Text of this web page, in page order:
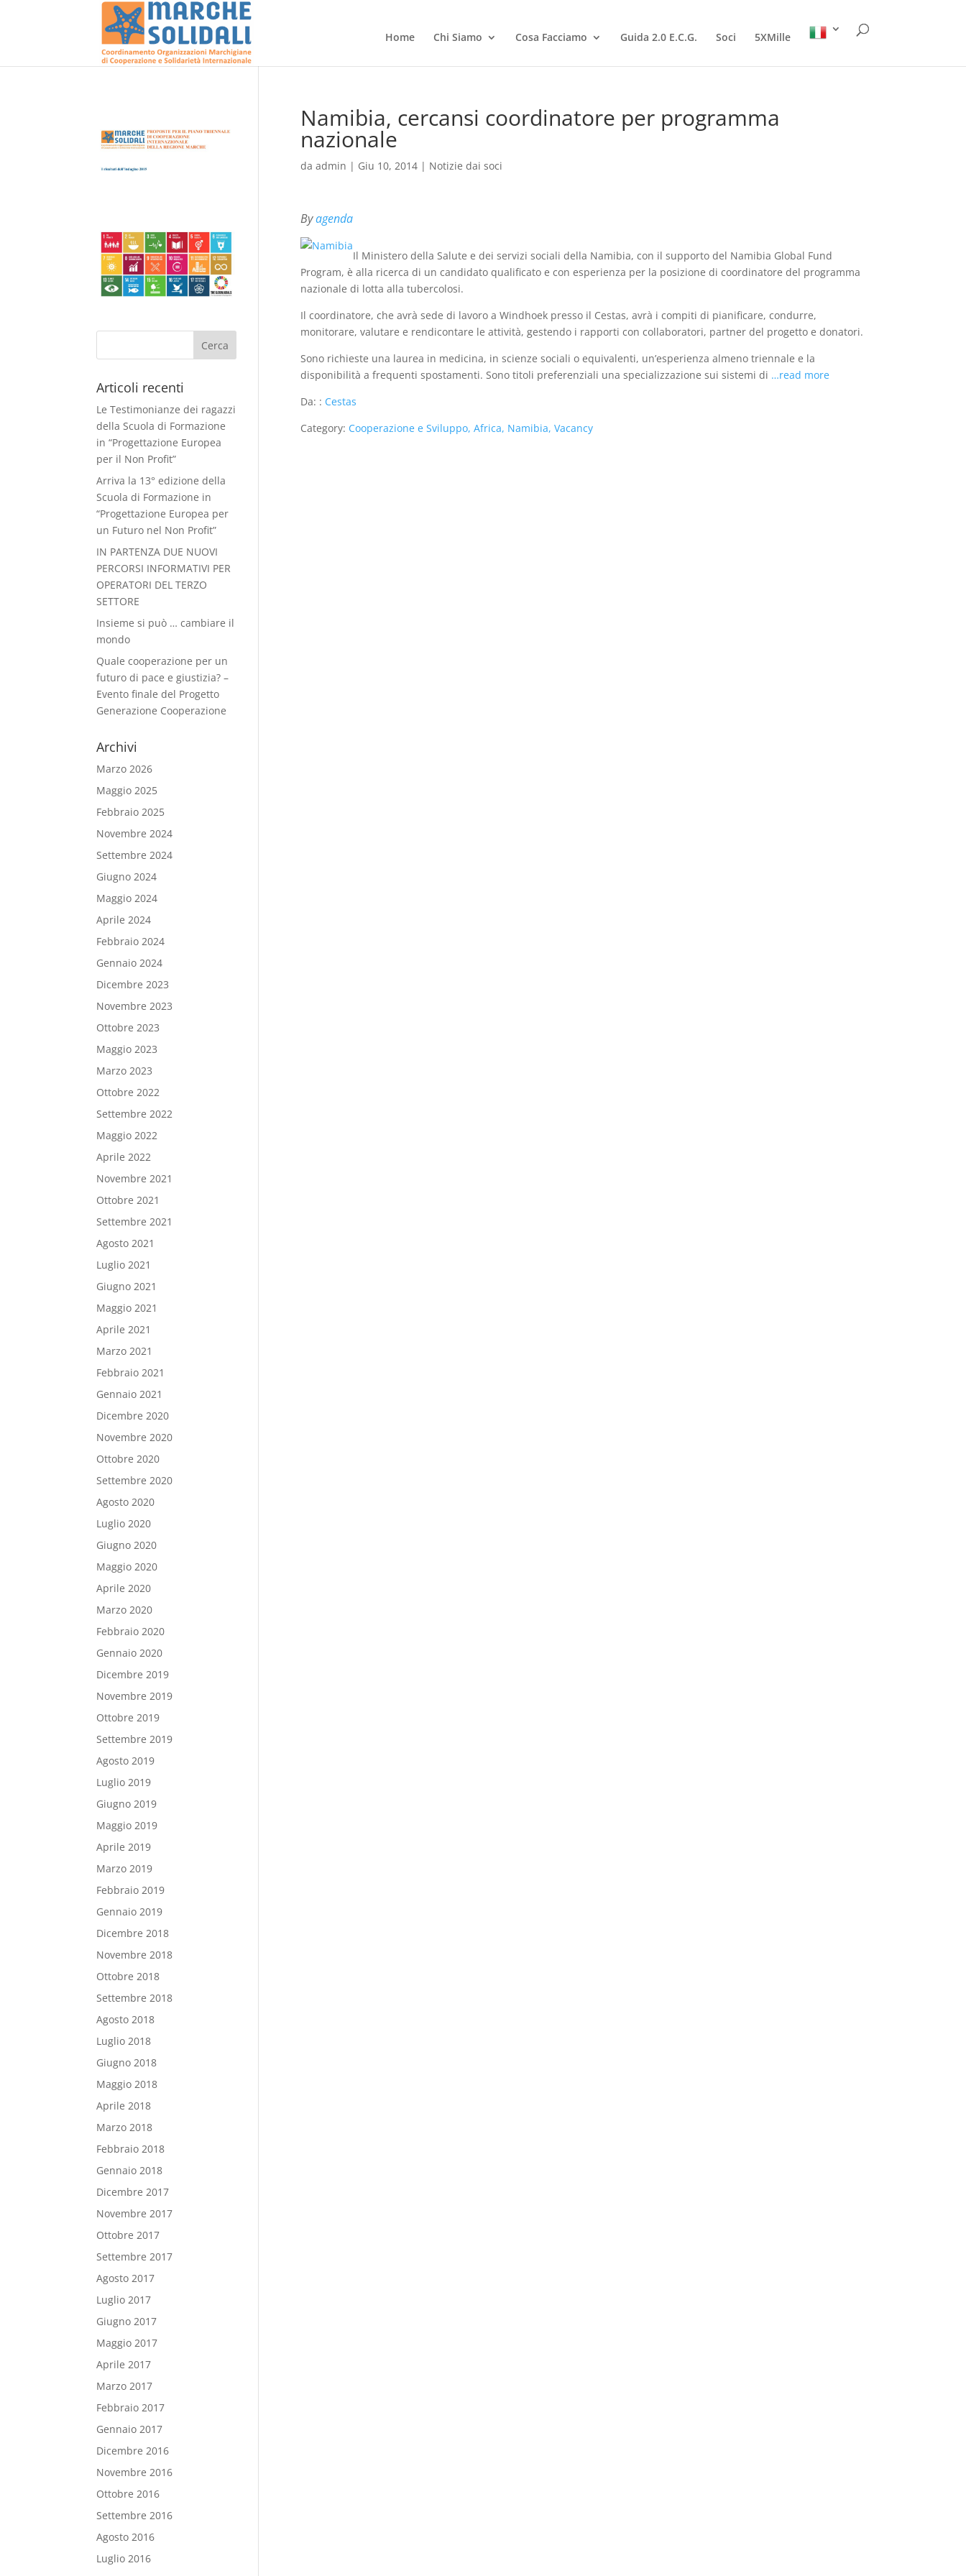
Home Chi Siamo Cosa Facciamo Guida 2.0 E.C.G. Soci 5XMille
Namibia, cercansi coordinatore per programma
nazionale
da admin | Giu 10, 2014| Notizie dai soci
Byagenda
Il Ministero della Salute e dei servizi sociali della Namibia, con il supporto del Namibia Global Fund
Program, è alla ricerca di un candidatoqualificato e con esperienza per la posizione di coordinatore del programma
nazionale di lotta alla tubercolosi.
Il coordinatore, che avrà sede di lavoro a Windhoek presso il Cestas, avrà i compiti di pianificare, condurre,
monitorare, valutare e rendicontare le attività, gestendo i rapporti con collaboratori, partner del progetto e donatori.
Sono richieste una laurea in medicina, in scienze sociali o equivalenti, un’esperienza almeno triennale e la
disponibilità a frequenti spostamenti. Sono titoli preferenziali una specializzazione sui sistemi di …read more
Da: : Cestas
Category: Cooperazione e Sviluppo, Africa, Namibia, Vacancy
Articoli recenti
Le Testimonianze dei ragazzi
della Scuola di Formazione
in “Progettazione Europea
per il Non Profit”
Arriva la 13° edizione della
Scuola di Formazione in
“Progettazione Europea per
un Futuro nel Non Profit”
IN PARTENZA DUE NUOVI
PERCORSI INFORMATIVI PER
OPERATORI DEL TERZO
SETTORE
Insieme si può … cambiare il
mondo
Quale cooperazione per un
futuro di pace e giustizia? –
Evento finale del Progetto
Generazione Cooperazione
Archivi
Marzo 2026
Maggio 2025
Febbraio 2025
Novembre 2024
Settembre 2024
Giugno 2024
Maggio 2024
Aprile 2024
Febbraio 2024
Gennaio 2024
Dicembre 2023
Novembre 2023
Ottobre 2023
Maggio 2023
Marzo 2023
Ottobre 2022
Settembre 2022
Maggio 2022
Aprile 2022
Novembre 2021
Ottobre 2021
Settembre 2021
Agosto 2021
Luglio 2021
Giugno 2021
Maggio 2021
Aprile 2021
Marzo 2021
Febbraio 2021
Gennaio 2021
Dicembre 2020
Novembre 2020
Ottobre 2020
Settembre 2020
Agosto 2020
Luglio 2020
Giugno 2020
Maggio 2020
Aprile 2020
Marzo 2020
Febbraio 2020
Gennaio 2020
Dicembre 2019
Novembre 2019
Ottobre 2019
Settembre 2019
Agosto 2019
Luglio 2019
Giugno 2019
Maggio 2019
Aprile 2019
Marzo 2019
Febbraio 2019
Gennaio 2019
Dicembre 2018
Novembre 2018
Ottobre 2018
Settembre 2018
Agosto 2018
Luglio 2018
Giugno 2018
Maggio 2018
Aprile 2018
Marzo 2018
Febbraio 2018
Gennaio 2018
Dicembre 2017
Novembre 2017
Ottobre 2017
Settembre 2017
Agosto 2017
Luglio 2017
Giugno 2017
Maggio 2017
Aprile 2017
Marzo 2017
Febbraio 2017
Gennaio 2017
Dicembre 2016
Novembre 2016
Ottobre 2016
Settembre 2016
Agosto 2016
Luglio 2016